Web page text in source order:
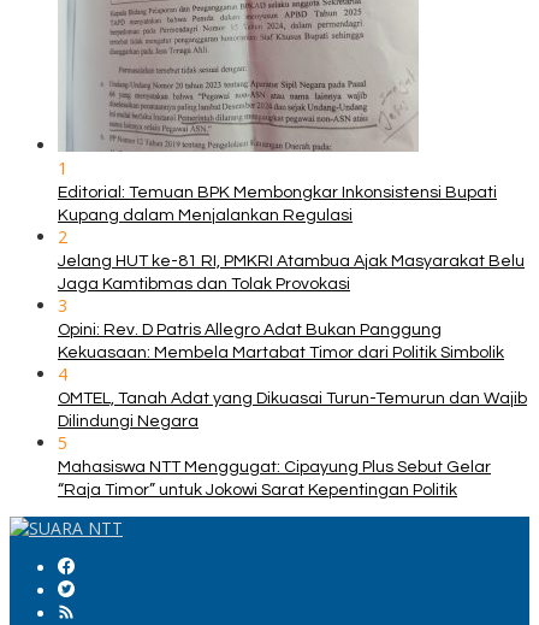
1
Editorial: Temuan BPK Membongkar Inkonsistensi Bupati
Kupang dalam Menjalankan Regulasi
2
Jelang HUT ke-81 RI, PMKRI Atambua Ajak Masyarakat Belu
Jaga Kamtibmas dan Tolak Provokasi
3
Opini: Rev. D Patris Allegro Adat Bukan Panggung
Kekuasaan: Membela Martabat Timor dari Politik Simbolik
4
OMTEL, Tanah Adat yang Dikuasai Turun-Temurun dan Wajib
Dilindungi Negara
5
Mahasiswa NTT Menggugat: Cipayung Plus Sebut Gelar
“Raja Timor” untuk Jokowi Sarat Kepentingan Politik